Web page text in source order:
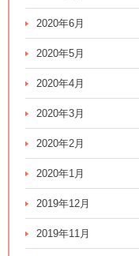
2020年6月
2020年5月
2020年4月
2020年3月
2020年2月
2020年1月
2019年12月
2019年11月